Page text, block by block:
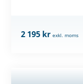
2 195 kr exkl. moms